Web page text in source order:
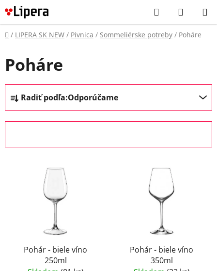
Prejsť
na
obsah
Hľadať
KOŠÍK
Domov
/ LIPERA SK NEW / Pivnica / Sommeliérske potreby / Poháre
Poháre
R
a
d
Radiť podľa:Odporúčame
Pohár - biele víno
250ml
Pohár - biele víno
350ml